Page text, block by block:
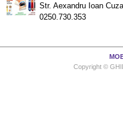
Str. Aexandru Ioan
0250.730.353
Copyright ©